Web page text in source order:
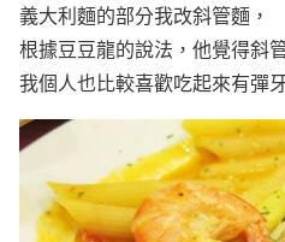
義大利麵的部分我改斜管麵，
根據豆豆龍的說法，他覺得斜
我個人也比較喜歡吃起來有彈